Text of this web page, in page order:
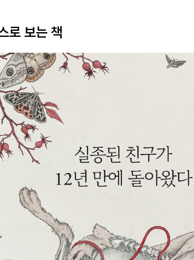
로 보는 책